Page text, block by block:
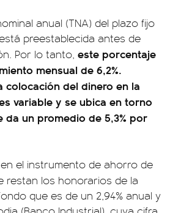
anual (TNA) del plazo fijo
preestablecida antes de
Por lo tanto, este porcentaje
mensual de 6,2%.
colocación del dinero en la
variable y se ubica en torno
da un promedio de 5,3% por
el instrumento de ahorro de
restan los honorarios de la
que es de un 2,94% anual y